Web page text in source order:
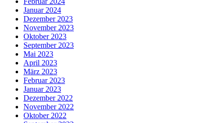
Januar 2024
Dezember 2023
November 2023
Oktober 2023
September 2023
Mai 2023
April 2023
März 2023
Februar 2023
Januar 2023
Dezember 2022
November 2022
Oktober 2022